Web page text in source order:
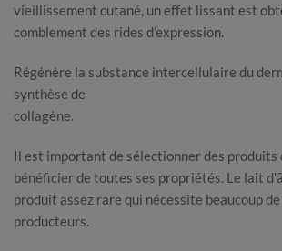
vieillissement cutané, un effet lissant est
comblement des rides d’expression.
Régénère la substance intercellulaire du
synthèse de
collagène.
Il est important de sélectionner des produits
bénéficier de toutes ses propriétés. Le lait
produit assez rare qui nécessite beaucoup
producteurs.